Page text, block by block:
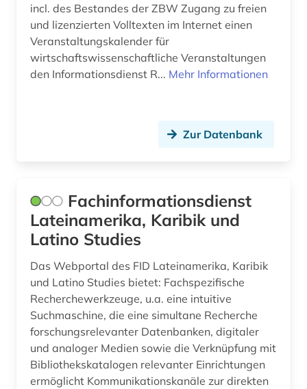
arabische staaten (1)
arabistik (3)
arbeit (2)
arbeitslosigkeit (1)
arbeitsmarkt (3)
arbeitsmarktforschung (1)
arbeitsrecht (2)
arbeitsschutz (2)
architektur (27)
architekturpraxis (1)
Rumänien (7)
Russland, Sowjetunion (15)
Saarland (3)
Schweiz (33)
Serbien (6)
Skandinavien (2)
Slowakei (8)
Slowenien (6)
Spanien (14)
Suedamerika (11)
incl. des Bestandes der ZBW Zugang zu freien
und lizenzierten Volltexten im Internet einen
Veranstaltungskalender für
wirtschaftswissenschaftliche Veranstaltungen
den Informationsdienst R... Mehr Informationen
Zur Datenbank
Fachinformationsdienst
Lateinamerika, Karibik und
Latino Studies
Das Webportal des FID Lateinamerika, Karibik
und Latino Studies bietet: Fachspezifische
Recherchewerkzeuge, u.a. eine intuitive
Suchmaschine, die eine simultane Recherche
forschungsrelevanter Datenbanken, digitaler
und analoger Medien sowie die Verknüpfung mit
Bibliothekskatalogen relevanter Einrichtungen
ermöglicht Kommunikationskanäle zur direkten